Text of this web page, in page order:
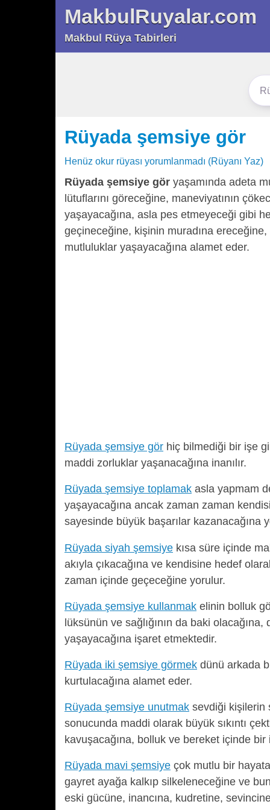
MakbulRuyalar.com
Makbul Rüya Tabirleri
Rüyada şemsiye gör
Henüz okur rüyası yorumlanmadı (Rüyanı Yaz)
Rüyada şemsiye gör yaşamında adeta
lütuflarını göreceğine, maneviyatının
yaşayacağına, asla pes etmeyeceği gibi
geçineceğine, kişinin muradına
mutluluklar yaşayacağına alamet eder.
Rüyada şemsiye gör hiç bilmediği bir işe
maddi zorluklar yaşanacağına inanılır.
Rüyada şemsiye toplamak asla yapmam
yaşayacağına ancak zaman zaman
sayesinde büyük başarılar kazanacağına
Rüyada siyah şemsiye kısa süre içinde
akıyla çıkacağına ve kendisine hedef
zaman içinde geçeceğine yorulur.
Rüyada şemsiye kullanmak elinin bolluk
lüksünün ve sağlığının da baki
yaşayacağına işaret etmektedir.
Rüyada iki şemsiye görmek dünü arkada
kurtulacağına alamet eder.
Rüyada şemsiye unutmak sevdiği kişilerin
sonucunda maddi olarak büyük sıkıntı
kavuşacağına, bolluk ve bereket içinde
Rüyada mavi şemsiye çok mutlu bir
gayret ayağa kalkıp silkeleneceğine ve
eski gücüne, inancına, kudretine,